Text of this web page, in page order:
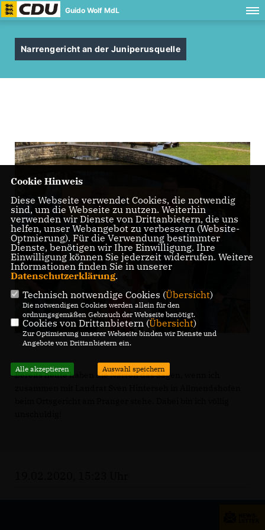
Guido Wolf MdL
Narrengericht an der Juniperusquelle
Bereits heute haben die Narren das Sagen, wenn ich
Cookie Hinweis
Diese Webseite verwendet Cookies, die notwendig
sind, um die Webseite zu nutzen. Weiterhin
verwenden wir Dienste von Drittanbietern, die uns
helfen, unser Webangebot zu verbessern (Website-
Optmierung). Für die Verwendung bestimmter
Dienste, benötigen wir Ihre Einwilligung. Ihre
Einwilligung können Sie jederzeit widerrufen. Weitere
Informationen finden Sie in unserer
Datenschutzerklärung.
Technisch notwendige Cookies (Übersicht)
Die notwendigen Cookies werden allein für den
ordnungsgemäßen Gebrauch der Webseite benötigt.
Cookies von Drittanbietern (Übersicht)
Zur Optimierung unserer Webseite binden wir Dienste und
Angebote von Drittanbietern ein.
Alle akzeptieren Auswahl speichern